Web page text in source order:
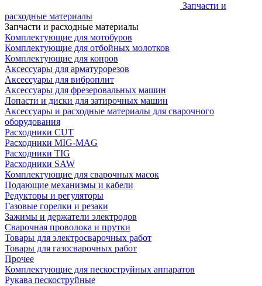
Запчасти и
расходные материалы
Запчасти и расходные материалы
Комплектующие для мотобуров
Комплектующие для отбойных молотков
Комплектующие для копров
Аксессуары для арматурорезов
Аксессуары для виброплит
Аксессуары для фрезеровальных машин
Лопасти и диски для затирочных машин
Аксессуары и расходные материалы для сварочного
оборудования
Расходники CUT
Расходники MIG-MAG
Расходники TIG
Расходники SAW
Комплектующие для сварочных масок
Подающие механизмы и кабели
Редукторы и регуляторы
Газовые горелки и резаки
Зажимы и держатели электродов
Сварочная проволока и прутки
Товары для электросварочных работ
Товары для газосварочных работ
Прочее
Комплектующие для пескоструйных аппаратов
Рукава пескоструйные